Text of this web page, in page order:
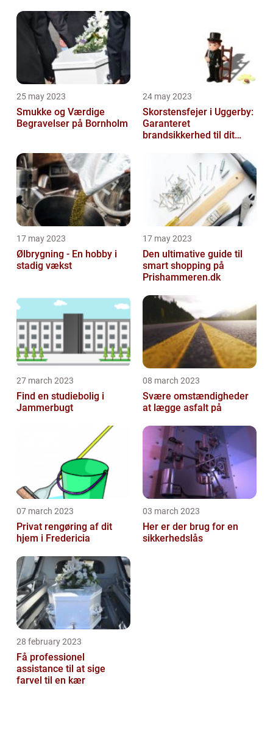
25 may 2023
Smukke og Værdige
Begravelser på Bornholm
24 may 2023
Skorstensfejer i Uggerby:
Garanteret
brandsikkerhed til dit
17 may 2023
Ølbrygning - En hobby i
stadig vækst
17 may 2023
Den ultimative guide til
smart shopping på
Prishammeren.dk
27 march 2023
Find en studiebolig i
Jammerbugt
08 march 2023
Svære omstændigheder
at lægge asfalt på
07 march 2023
Privat rengøring af dit
hjem i Fredericia
03 march 2023
Her er der brug for en
sikkerhedslås
28 february 2023
Få professionel
assistance til at sige
farvel til en kær